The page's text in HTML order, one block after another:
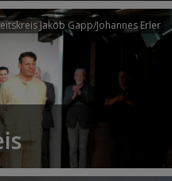
Jakob Gapp/Johannes Erler